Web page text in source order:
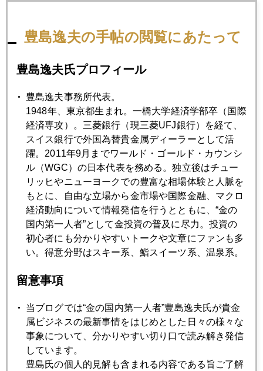
2013年05月24日
日本株と金をバブルから救った「５．２３」急落
ＱＥなき世界に身構える市場
2013年05月22日
「無国籍企業」アップル 租税回避疑惑
2013年05月21日
米国債格下げ警告で金急反発
2013年05月17日
2013年05月16日
ＮＹに見る、「急ぎばたらき」の日本株買い
2013年05月15日
豊島逸夫の手帖の閲覧にあたって
豊島逸夫氏プロフィール
豊島逸夫事務所代表。
1948年、東京都生まれ。一橋大学経済学部卒（国際
経済専攻）。三菱銀行（現三菱UFJ銀行）を経て、
スイス銀行で外国為替貴金属ディーラーとして活
躍。2011年9月までワールド・ゴールド・カウンシ
ル（WGC）の日本代表を務める。独立後はチュー
リッヒやニューヨークでの豊富な相場体験と人脈を
もとに、自由な立場から金市場や国際金融、マクロ
経済動向について情報発信を行うとともに、“金の
国内第一人者”として金投資の普及に尽力。投資の
初心者にも分かりやすいトークや文章にファンも多
い。得意分野はスキー系、鮨スイーツ系、温泉系。
留意事項
当ブログでは“金の国内第一人者”豊島逸夫氏が貴金
属ビジネスの最新事情をはじめとした日々の様々な
事象について、分かりやすい切り口で読み解き発信
しています。
豊島氏の個人的見解も含まれる内容である旨ご了解